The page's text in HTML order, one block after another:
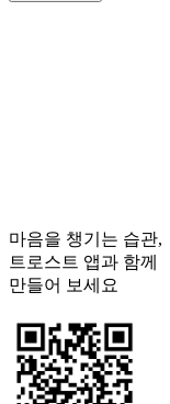
마음을 챙기는 습관,
트로스트 앱과 함께
만들어 보세요